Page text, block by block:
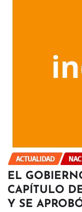
ACTUALIDAD
EL
CAPÍTULO
Y SE